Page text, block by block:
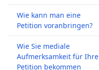
Wie kann man eine
Petition voranbringen?
Wie Sie mediale
Aufmerksamkeit für Ihre
Petition bekommen